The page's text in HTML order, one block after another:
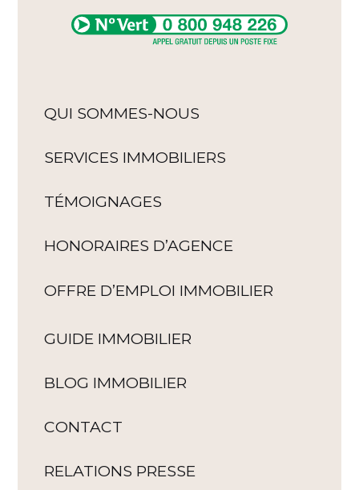
QUI SOMMES-NOUS
SERVICES IMMOBILIERS
TÉMOIGNAGES
HONORAIRES D’AGENCE
OFFRE D’EMPLOI IMMOBILIER
GUIDE IMMOBILIER
BLOG IMMOBILIER
CONTACT
RELATIONS PRESSE